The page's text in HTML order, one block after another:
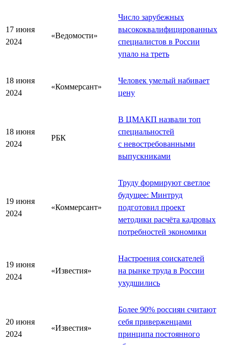
17 июня
2024
«Ведомости»
Число зарубежных
высококвалифицированных
специалистов в России
упало на треть
18 июня
2024
«Коммерсант»
Человек умелый набивает
цену
18 июня
2024
РБК
В ЦМАКП назвали топ
специальностей
с невостребованными
выпускниками
19 июня
2024
«Коммерсант»
Труду формируют светлое
будущее: Минтруд
подготовил проект
методики расчёта кадровых
потребностей экономики
19 июня
2024
«Известия»
Настроения соискателей
на рынке труда в России
ухудшились
20 июня
2024
«Известия»
Более 90% россиян считают
себя приверженцами
принципа постоянного